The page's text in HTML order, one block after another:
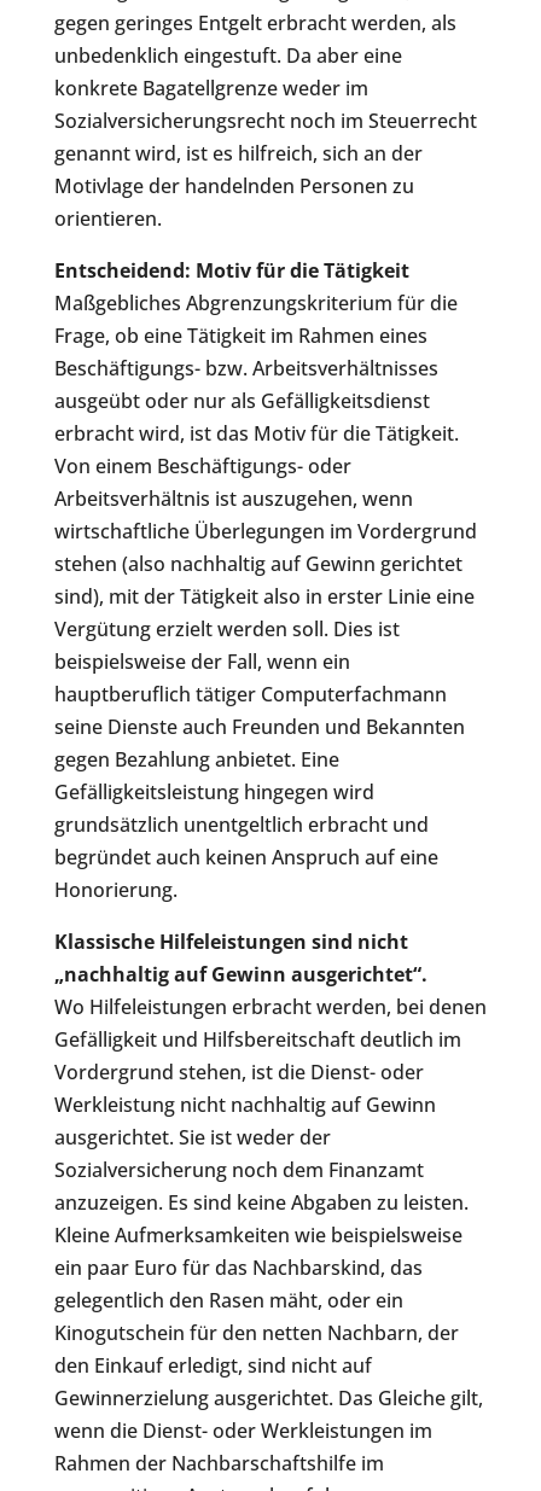
gegen geringes Entgelt erbracht werden, als
unbedenklich eingestuft. Da aber eine
konkrete Bagatellgrenze weder im
Sozialversicherungsrecht noch im Steuerrecht
genannt wird, ist es hilfreich, sich an der
Motivlage der handelnden Personen zu
orientieren.
Entscheidend: Motiv für die Tätigkeit
Maßgebliches Abgrenzungskriterium für die
Frage, ob eine Tätigkeit im Rahmen eines
Beschäftigungs- bzw. Arbeitsverhältnisses
ausgeübt oder nur als Gefälligkeitsdienst
erbracht wird, ist das Motiv für die Tätigkeit.
Von einem Beschäftigungs- oder
Arbeitsverhältnis ist auszugehen, wenn
wirtschaftliche Überlegungen im Vordergrund
stehen (also nachhaltig auf Gewinn gerichtet
sind), mit der Tätigkeit also in erster Linie eine
Vergütung erzielt werden soll. Dies ist
beispielsweise der Fall, wenn ein
hauptberuflich tätiger Computerfachmann
seine Dienste auch Freunden und Bekannten
gegen Bezahlung anbietet. Eine
Gefälligkeitsleistung hingegen wird
grundsätzlich unentgeltlich erbracht und
begründet auch keinen Anspruch auf eine
Honorierung.
Klassische Hilfeleistungen sind nicht
„nachhaltig auf Gewinn ausgerichtet“.
Wo Hilfeleistungen erbracht werden, bei denen
Gefälligkeit und Hilfsbereitschaft deutlich im
Vordergrund stehen, ist die Dienst- oder
Werkleistung nicht nachhaltig auf Gewinn
ausgerichtet. Sie ist weder der
Sozialversicherung noch dem Finanzamt
anzuzeigen. Es sind keine Abgaben zu leisten.
Kleine Aufmerksamkeiten wie beispielsweise
ein paar Euro für das Nachbarskind, das
gelegentlich den Rasen mäht, oder ein
Kinogutschein für den netten Nachbarn, der
den Einkauf erledigt, sind nicht auf
Gewinnerzielung ausgerichtet. Das Gleiche gilt,
wenn die Dienst- oder Werkleistungen im
Rahmen der Nachbarschaftshilfe im